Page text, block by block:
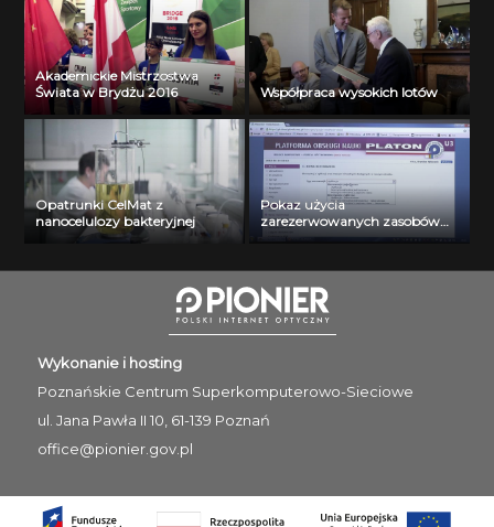
Akademickie Mistrzostwa
Świata w Brydżu 2016
Współpraca wysokich lotów
Opatrunki CelMat z
nanocelulozy bakteryjnej
Pokaz użycia
zarezerwowanych zasobów
wirtualnych. Krystian
Wykonanie i hosting
Poznańskie Centrum Superkomputerowo-Sieciowe
ul. Jana Pawła II 10, 61-139 Poznań
office@pionier.gov.pl